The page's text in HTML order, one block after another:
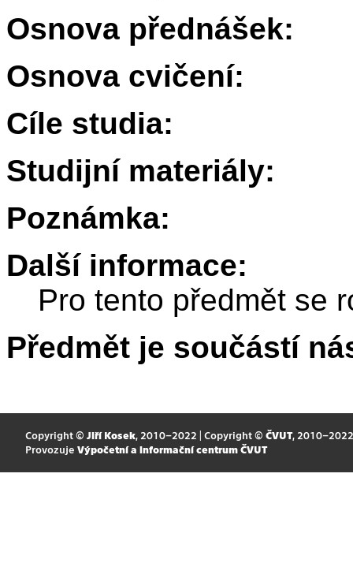
Osnova přednášek:
Osnova cvičení:
Cíle studia:
Studijní materiály:
Poznámka:
Další informace:
Pro tento předmět se
Předmět je součástí
Copyright © Jiří Kosek, 2010–2022 | Copyright © ČVUT, 2010–2022
Provozuje Výpočetní a informační centrum ČVUT